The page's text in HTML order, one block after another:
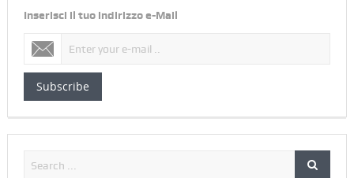
Inserisci il tuo indirizzo e-Mail
Subscribe